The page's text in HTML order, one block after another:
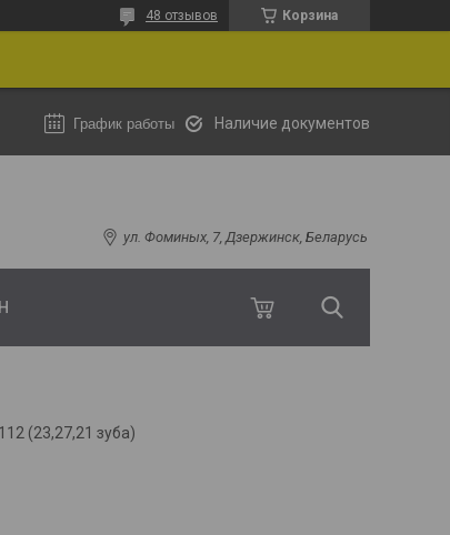
Корзина
48 отзывов
График работы Наличие документов
ул. Фоминых, 7, Дзержинск, Беларусь
(23,27,21 зуба)